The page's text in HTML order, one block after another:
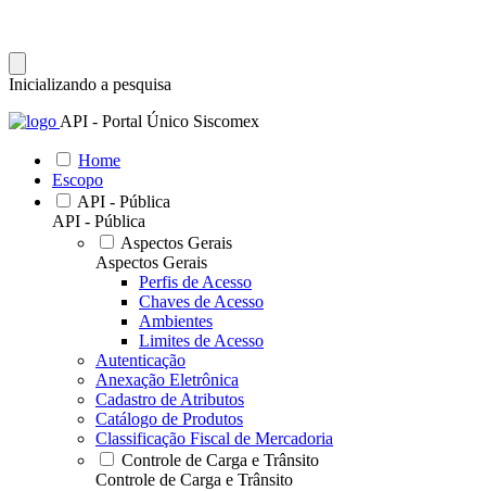
Inicializando a pesquisa
API - Portal Único Siscomex
Home
Escopo
API - Pública
API - Pública
Aspectos Gerais
Aspectos Gerais
Perfis de Acesso
Chaves de Acesso
Ambientes
Limites de Acesso
Autenticação
Anexação Eletrônica
Cadastro de Atributos
Catálogo de Produtos
Classificação Fiscal de Mercadoria
Controle de Carga e Trânsito
Controle de Carga e Trânsito